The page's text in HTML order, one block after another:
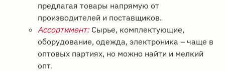
предлагая товары напрямую от
производителей и поставщиков.
Ассортимент:Сырье, комплектующие,
оборудование, одежда, электроника – чаще в
оптовых партиях, но можно найти и мелкий
опт.